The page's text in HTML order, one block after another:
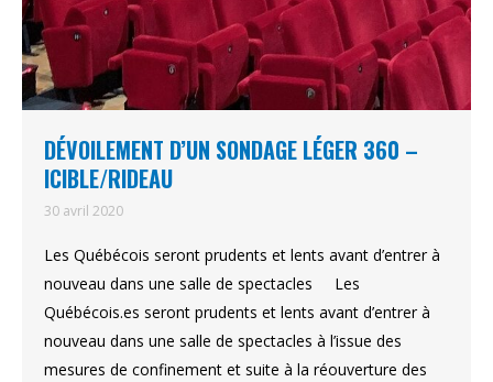
DÉVOILEMENT D’UN SONDAGE LÉGER 360 –
ICIBLE/RIDEAU
30 avril 2020
Les Québécois seront prudents et lents avant d’entrer à
nouveau dans une salle de spectacles Les
Québécois.es seront prudents et lents avant d’entrer à
nouveau dans une salle de spectacles à l’issue des
mesures de confinement et suite à la réouverture des